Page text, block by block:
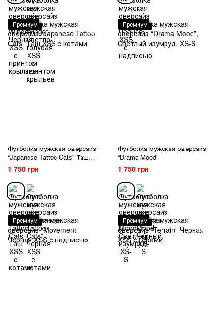
Премиум
Футболка мужская оверсайз
“Japanese Tattoo Cats” Таш
XSS с котами
1 750 грн
Премиум
Футболка мужская оверсайз
“Drama Mood”
1 750 грн
Премиум Премиум